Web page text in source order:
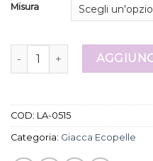
Misura
giacca ecopelle quantità
COD: LA-0515
Categoria: Giacca Ecopelle